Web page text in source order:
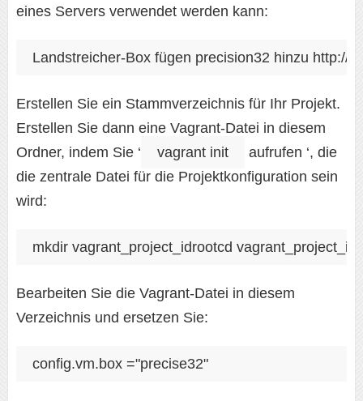
eines Servers verwendet werden kann:
Landstreicher-Box fügen precision32 hinzu http://
Erstellen Sie ein Stammverzeichnis für Ihr Projekt.
Erstellen Sie dann eine Vagrant-Datei in diesem
Ordner, indem Sie ‘
vagrant init
aufrufen ‘, die
die zentrale Datei für die Projektkonfiguration sein
wird:
mkdir vagrant_project_idrootcd
Bearbeiten Sie die Vagrant-Datei in diesem
Verzeichnis und ersetzen Sie:
config.vm.box ="precise32"